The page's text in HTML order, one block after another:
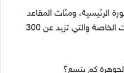
الرئيسية، ومئات المقاعد
المخصصة لذوي الاحتياجات الخاصة والتي تزيد عن 300